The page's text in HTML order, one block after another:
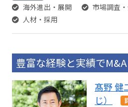
海外進出・展開 市場調査
人材・採用
豊富な経験と実績で
髙野 健
じ）